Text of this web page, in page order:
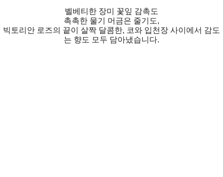
벨베티한 장미 꽃잎 감촉도
촉촉한 물기 머금은 줄기도,
빅토리안 로즈의 끝이 살짝 달콤한, 코와 입천장 사이에서 감도
는 향도 모두 담아냈습니다.